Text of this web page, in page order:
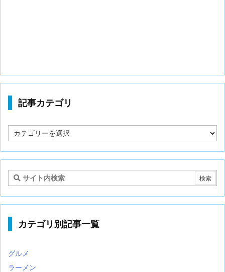
記事カテゴリ
事
テ
リ
カテゴリ別記事一覧
グルメ
ラーメン